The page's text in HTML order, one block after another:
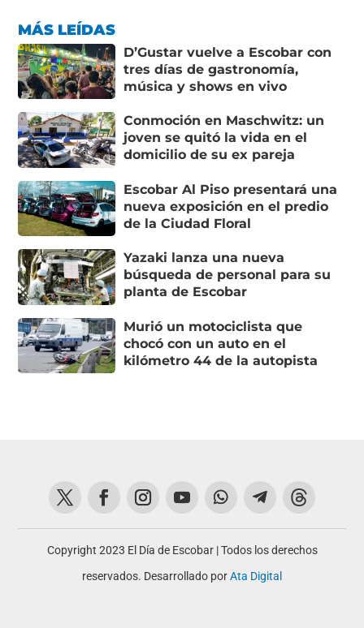
MÁS LEÍDAS
D’Gustar vuelve a Escobar con
tres días de gastronomía,
música y shows en vivo
Conmoción en Maschwitz: un
joven se quitó la vida en el
domicilio de su ex pareja
Escobar Al Piso presentará una
nueva exposición en el predio
de la Ciudad Floral
Yazaki lanza una nueva
búsqueda de personal para su
planta de Escobar
Murió un motociclista que
chocó con un auto en el
kilómetro 44 de la autopista
Copyright 2023 El Día de Escobar | Todos los derechos
reservados. Desarrollado porAta Digital